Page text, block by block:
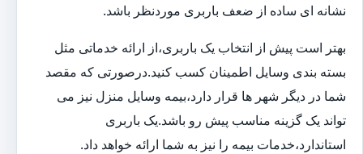
نشانه ای ساده از ضعف باربری موردنظر باشد.
بهتر است پیش از انتخاب یک باربری،از ارائه خدماتی مثل
بسته بندی وسایل اطمینان کسب کنید.درصورتی که مقصد
شما در دیگر شهر ها قرار دارد،بیمه وسایل منزل نیز می
تواند یک گزینه مناسب پیش رو باشد.یک باربری
استاندارد،خدمات بیمه را نیز به شما ارائه خواهد داد.